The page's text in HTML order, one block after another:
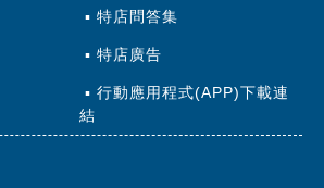
特店問答集
特店廣告
行動應用程式(APP)下載連
結